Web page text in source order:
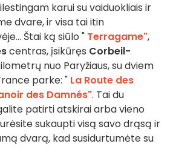
karui su vaiduokliais ir
dvare, ir visa tai itin
Štai ką siūlo " Terragame",
centras, įsikūręs Corbeil-
nuo Paryžiaus, su dviem
parke: " La Route des
des Damnés". Tai du
patirti atskirai arba vieno
sukaupti visą savo drąsą ir
dvarą, kad susidurtumėte su